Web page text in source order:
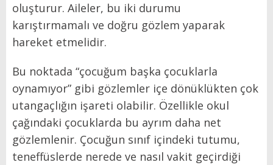
oluşturur. Aileler, bu iki durumu
karıştırmamalı ve doğru gözlem yaparak
hareket etmelidir.
Bu noktada “çocuğum başka çocuklarla
oynamıyor” gibi gözlemler içe dönüklükten çok
utangaçlığın işareti olabilir. Özellikle okul
çağındaki çocuklarda bu ayrım daha net
gözlemlenir. Çocuğun sınıf içindeki tutumu,
teneffüslerde nerede ve nasıl vakit geçirdiği